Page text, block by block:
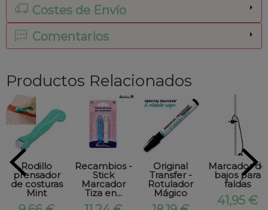
Costes de Envío
Comentarios
Productos Relacionados
Rodillo
prensador
de costuras
Mint
Recambios -
Stick
Marcador
Tiza en...
Original
Transfer -
Rotulador
Mágico
Marcador de
bajos para
faldas
41,95 €